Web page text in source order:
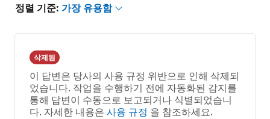
정렬 기준: 가장 유용함
삭제됨
이 답변은 당사의 사용 규정 위반으로 인해 삭제되
었습니다. 작업을 수행하기 전에 자동화된 감지를
통해 답변이 수동으로 보고되거나 식별되었습니
다. 자세한 내용은 사용 규정 을 참조하세요.